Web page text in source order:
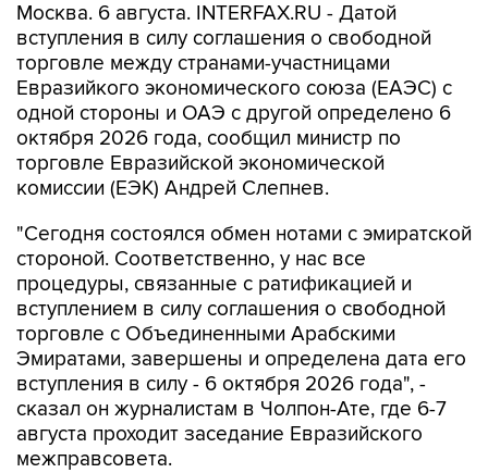
Москва. 6 августа. INTERFAX.RU - Датой
вступления в силу соглашения о свободной
торговле между странами-участницами
Евразийкого экономического союза (ЕАЭС) с
одной стороны и ОАЭ с другой определено 6
октября 2026 года, сообщил министр по
торговле Евразийской экономической
комиссии (ЕЭК) Андрей Слепнев.
"Сегодня состоялся обмен нотами с эмиратской
стороной. Соответственно, у нас все
процедуры, связанные с ратификацией и
вступлением в силу соглашения о свободной
торговле с Объединенными Арабскими
Эмиратами, завершены и определена дата его
вступления в силу - 6 октября 2026 года", -
сказал он журналистам в Чолпон-Ате, где 6-7
августа проходит заседание Евразийского
межправсовета.